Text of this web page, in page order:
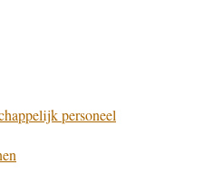
personeel